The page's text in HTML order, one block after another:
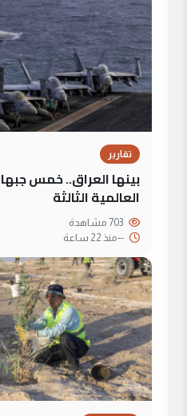
تقارير
بينها العراق.. خمس
العالمية الثالثة
--منذ 22 ساعة